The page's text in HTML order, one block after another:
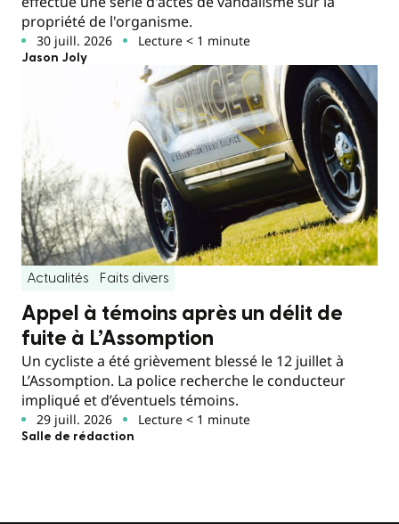
propriété de l'organisme.
30 juill. 2026 Lecture < 1 minute
Jason Joly
Actualités Faits divers
Appel à témoins après un délit de
fuite à L’Assomption
Un cycliste a été grièvement blessé le 12 juillet à
L’Assomption. La police recherche le conducteur
impliqué et d’éventuels témoins.
29 juill. 2026 Lecture < 1 minute
Salle de rédaction